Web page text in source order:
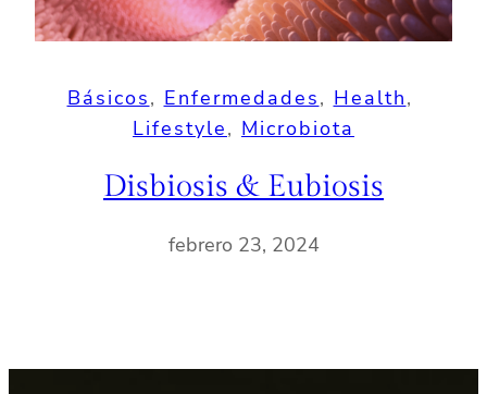
Básicos, Enfermedades, Health
Lifestyle, Microbiota
Disbiosis & Eubiosis
febrero 23, 2024